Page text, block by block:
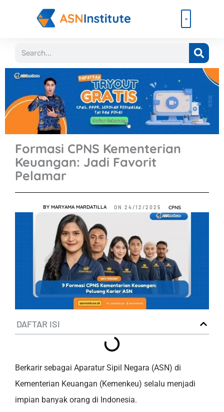
Search
Formasi CPNS Kementerian
Keuangan: Jadi Favorit
Pelamar
BY MARYAMA MARDATILLA ON 24/12/2025 CPNS
DAFTAR ISI
Berkarir sebagai Aparatur Sipil Negara (ASN) di
Kementerian Keuangan (Kemenkeu) selalu menjadi
impian banyak orang di Indonesia.